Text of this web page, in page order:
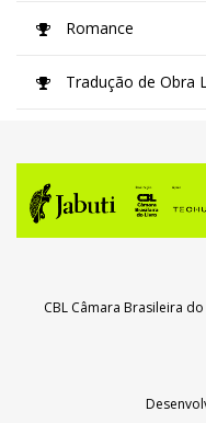
Romance
Tradução de Obra
CBL Câmara Brasileira